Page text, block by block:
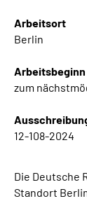
Suche
Arbeitsort
Berlin
Arbeitsbeginn
zum
12-108-2024
Die Deutsche
Standort